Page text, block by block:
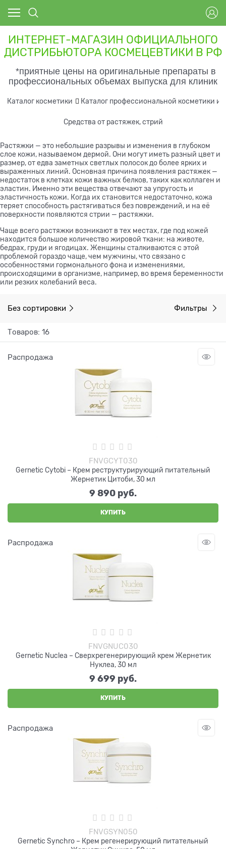
ИНТЕРНЕТ-МАГАЗИН ОФИЦИАЛЬНОГО
ДИСТРИБЬЮТОРА КОСМЕЦЕВТИКИ В РФ
*приятные цены на оригинальные препараты в
профессиональных объемах выпуска для клиник
Каталог косметики Каталог профессиональной косметики и
Средства от растяжек, стрий
Растяжки — это небольшие разрывы и изменения в глубоком
слое кожи, называемом дермой. Они могут иметь разный цвет и
размер, от едва заметных светлых полосок до более ярких и
выраженных линий. Основная причина появления растяжек —
недостаток в клетках кожи важных белков, таких как коллаген и
эластин. Именно эти вещества отвечают за упругость и
эластичность кожи. Когда их становится недостаточно, кожа
теряет способность растягиваться без повреждений, и на её
поверхности появляются стрии — растяжки.
Чаще всего растяжки возникают в тех местах, где под кожей
находится большое количество жировой ткани: на животе,
бедрах, груди и ягодицах. Женщины сталкиваются с этой
проблемой гораздо чаще, чем мужчины, что связано с
особенностями гормонального фона и изменениями,
происходящими в организме, например, во время беременности
или резких колебаний веса.
Без сортировки Фильтры
Товаров: 16
Распродажа
FNVGCYT030
Gernetic Cytobi – Крем реструктурирующий питательный
Жернетик Цитоби, 30 мл
9 890 руб.
КУПИТЬ
Распродажа
FNVGNUC030
Gernetic Nuclea – Сверхрегенерирующий крем Жернетик
Нуклеа, 30 мл
9 699 руб.
КУПИТЬ
Распродажа
FNVGSYN050
Gernetic Synchro – Крем регенерирующий питательный